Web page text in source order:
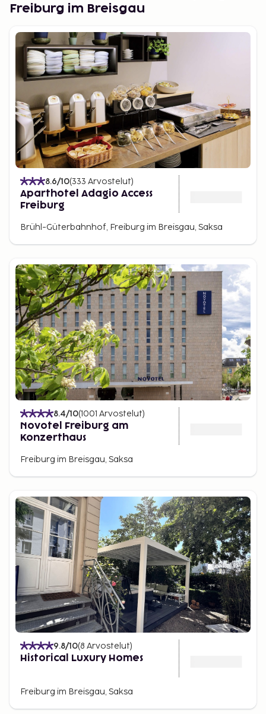
Freiburg im Breisgau
8.6/10(333 Arvostelut)
Aparthotel Adagio Access
Freiburg
Brühl-Güterbahnhof, Freiburg im Breisgau, Saksa
8.4/10(1001 Arvostelut)
Novotel Freiburg am
Konzerthaus
Freiburg im Breisgau, Saksa
9.8/10(8 Arvostelut)
Historical Luxury Homes
Freiburg im Breisgau, Saksa